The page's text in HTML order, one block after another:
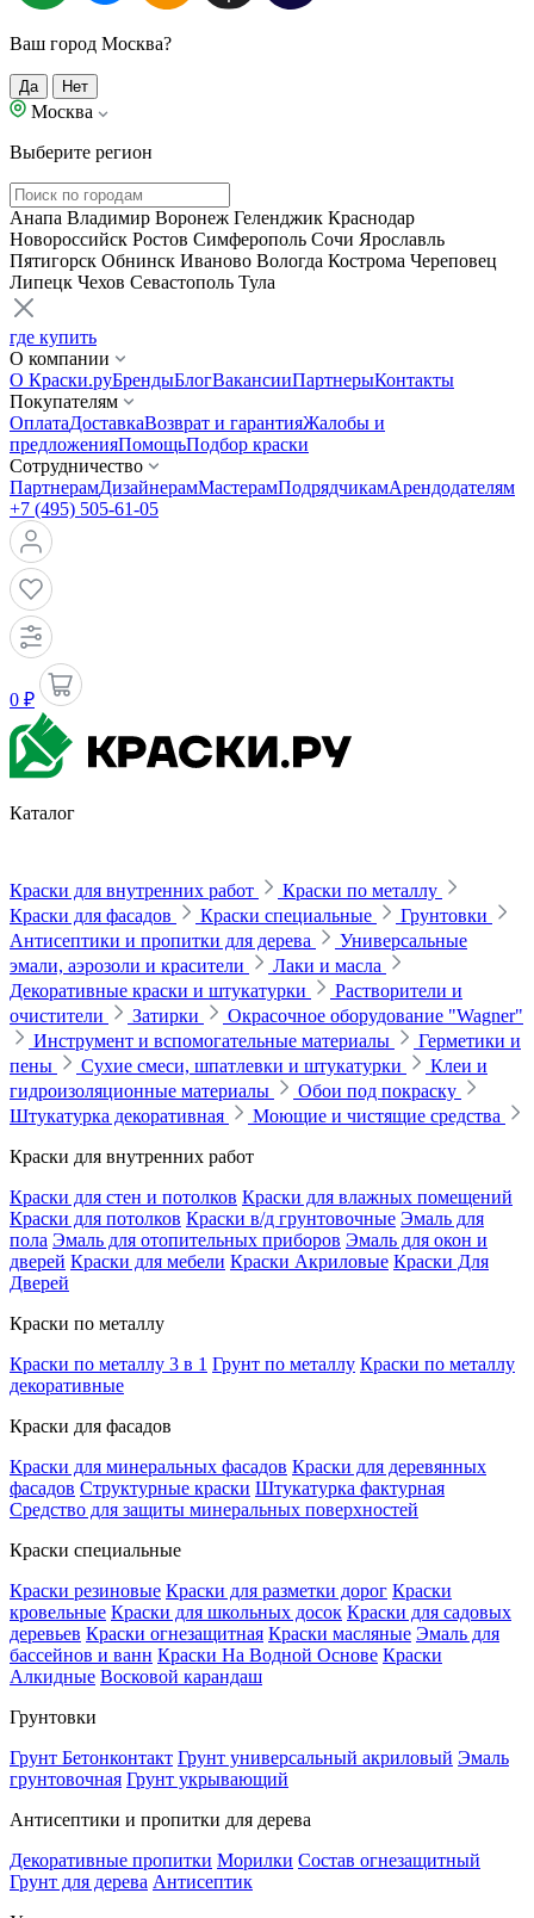
Ваш город Москва?
Да Нет
Москва
Выберите регион
Анапа Владимир Воронеж Геленджик Краснодар
Новороссийск Ростов Симферополь Сочи Ярославль
Пятигорск Обнинск Иваново Вологда Кострома Череповец
Липецк Чехов Севастополь Тула
где купить
О компании
О Краски.руБрендыБлогВакансииПартнерыКонтакты
Покупателям
ОплатаДоставкаВозврат и гарантияЖалобы и
предложенияПомощьПодбор краски
Сотрудничество
ПартнерамДизайнерамМастерамПодрядчикамАрендодателям
+7 (495) 505-61-05
0 ₽
Каталог
Краски для внутренних работ
Краски по металлу
Краски для фасадов
Краски специальные
Грунтовки
Антисептики и пропитки для дерева
Универсальные
эмали, аэрозоли и красители
Лаки и масла
Декоративные краски и штукатурки
Растворители и
очистители
Затирки
Окрасочное оборудование "Wagner"
Инструмент и вспомогательные материалы
Герметики и
пены
Сухие смеси, шпатлевки и штукатурки
Клеи и
гидроизоляционные материалы
Обои под покраску
Штукатурка декоративная
Моющие и чистящие средства
Краски для внутренних работ
Краски для стен и потолков Краски для влажных помещений
Краски для потолков Краски в/д грунтовочные Эмаль для
пола Эмаль для отопительных приборов Эмаль для окон и
дверей Краски для мебели Краски Акриловые Краски Для
Дверей
Краски по металлу
Краски по металлу 3 в 1 Грунт по металлу Краски по металлу
декоративные
Краски для фасадов
Краски для минеральных фасадов Краски для деревянных
фасадов Структурные краски Штукатурка фактурная
Средство для защиты минеральных поверхностей
Краски специальные
Краски резиновые Краски для разметки дорог Краски
кровельные Краски для школьных досок Краски для садовых
деревьев Краски огнезащитная Краски масляные Эмаль для
бассейнов и ванн Краски На Водной Основе Краски
Алкидные Восковой карандаш
Грунтовки
Грунт Бетонконтакт Грунт универсальный акриловый Эмаль
грунтовочная Грунт укрывающий
Антисептики и пропитки для дерева
Декоративные пропитки Морилки Состав огнезащитный
Грунт для дерева Антисептик